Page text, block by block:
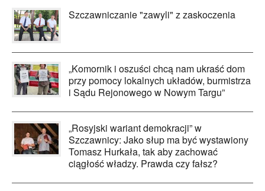
Szczawniczanie "zawyli" z zaskoczenia
„Komornik i oszuści chcą nam ukraść dom
przy pomocy lokalnych układów, burmistrza
i Sądu Rejonowego w Nowym Targu”
„Rosyjski wariant demokracji” w
Szczawnicy: Jako słup ma być wystawiony
Tomasz Hurkała, tak aby zachować
ciągłość władzy. Prawda czy fałsz?